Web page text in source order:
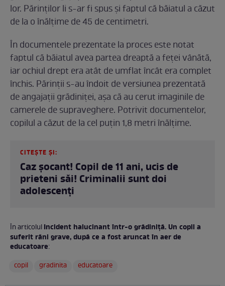
lor. Părinților li s-ar fi spus și faptul că băiatul a căzut
de la o înălțime de 45 de centimetri.
În documentele prezentate la proces este notat
faptul că băiatul avea partea dreaptă a feței vânătă,
iar ochiul drept era atât de umflat încât era complet
închis. Părinții s-au îndoit de versiunea prezentată
de angajații grădiniței, așa că au cerut imaginile de
camerele de supraveghere. Potrivit documentelor,
copilul a căzut de la cel puțin 1,8 metri înălțime.
CITEȘTE ȘI:
Caz șocant! Copil de 11 ani, ucis de
prieteni săi! Criminalii sunt doi
adolescenți
În articolulIncident halucinant într-o grădiniță. Un copil a
suferit răni grave, după ce a fost aruncat în aer de
educatoare:
copil
gradinita educatoare